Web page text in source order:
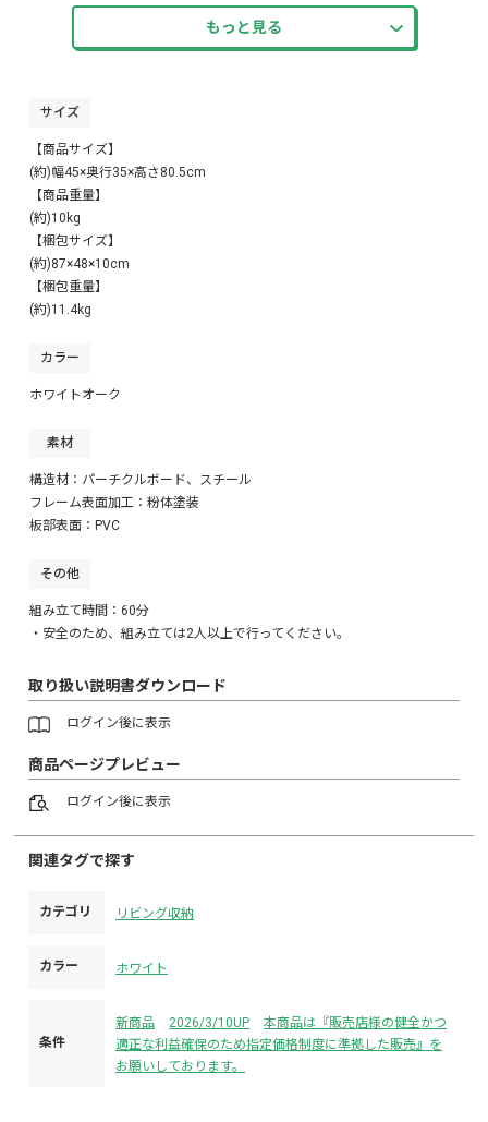
もっと見る
サイズ
【商品サイズ】
(約)幅45×奥行35×高さ80.5cm
【商品重量】
(約)10kg
【梱包サイズ】
(約)87×48×10cm
【梱包重量】
(約)11.4kg
カラー
ホワイトオーク
素材
構造材：パーチクルボード、スチール
フレーム表面加工：粉体塗装
板部表面：PVC
その他
組み立て時間：60分
・安全のため、組み立ては2人以上で行ってください。
取り扱い説明書ダウンロード
ログイン後に表示
商品ページプレビュー
ログイン後に表示
関連タグで探す
カテゴリ リビング収納
カラー ホワイト
条件
新商品 2026/3/10UP
本商品は『販売店様の健全かつ
適正な利益確保のため指定価格制度に準拠した販売』を
お願いしております。